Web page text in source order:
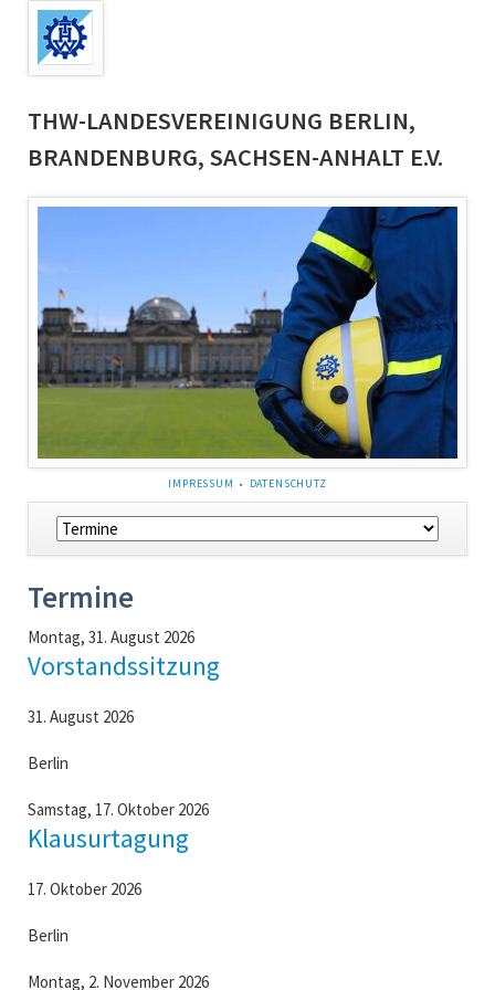
THW-LANDESVEREINIGUNG BERLIN,
BRANDENBURG, SACHSEN-ANHALT E.V.
NAVIGATION
ÜBERSPRINGEN
IMPRESSUM DATENSCHUTZ
Navigation
überspringen
Termine
Montag, 31. August 2026
Vorstandssitzung
31. August 2026
Berlin
Samstag, 17. Oktober 2026
Klausurtagung
17. Oktober 2026
Berlin
Montag, 2. November 2026